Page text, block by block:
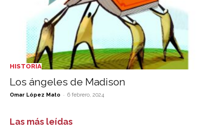
HISTORIA
Los ángeles de Madison
Omar López Mato - 6 febrero, 2024
Las más leídas